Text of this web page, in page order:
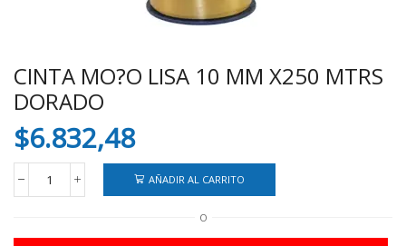
CINTA MO?O LISA 10 MM X250 MTRS
DORADO
$6.832,48
CINTA
MO?
LISA
AÑADIR AL CARRITO
O